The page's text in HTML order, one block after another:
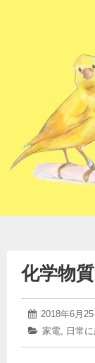
化学物
投
稿
2018年6月25
カ
家電, 日常